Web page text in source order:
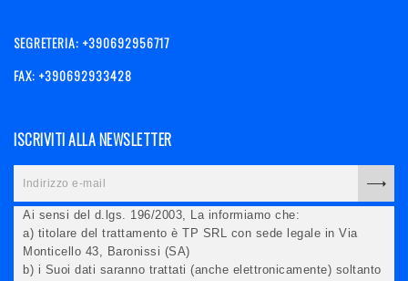
SEGRETERIA: +390692956717
FAX: +390692933428
ISCRIVITI ALLA NEWSLETTER
Ai sensi del d.lgs. 196/2003, La informiamo che:
a) titolare del trattamento è TP SRL con sede legale in Via
Monticello 43, Baronissi (SA)
b) i Suoi dati saranno trattati (anche elettronicamente) soltanto